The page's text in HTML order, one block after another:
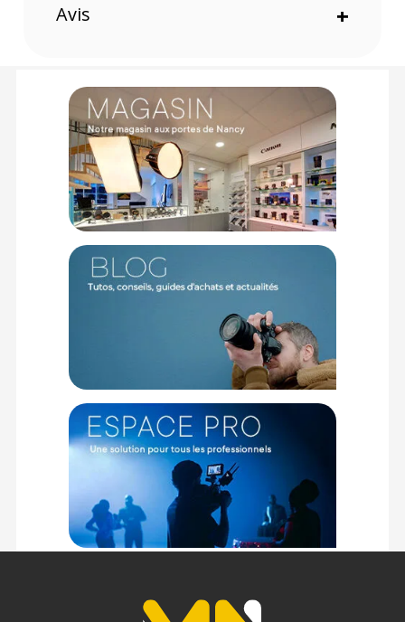
smartphones Android. Son installation se fait en quelques
minutes seulement, ce qui permet de commencer à créer
immédiatement. Elle peut également servir de second écran,
élargissant ainsi votre espace de travail mobile.
Pensée pour les créateurs, idéale pour tous
Cette tablette s’adresse aux artistes numériques, designers,
étudiants et professionnels qui souhaitent bénéficier d’un
outil polyvalent. Elle est également parfaite pour une
utilisation plus quotidienne : prise de notes, navigation web,
réseaux sociaux, et bien plus encore.
En plus du matériel, Wacom offre des logiciels de création,
des tutoriels et un accès à une communauté dynamique.
L’accompagnement proposé permet à chacun, débutant
comme expert, de progresser rapidement dans ses projets.
Caractéristiques de la Tablette graphique One 13 écran
intégré - Noir par Wacom :
Modèle : Tablette graphique One 13 écran intégré - Noir
Marque : Wacom
Référence : DTH134W0B
Compatibilité plateforme : PC, Mac
Avis +